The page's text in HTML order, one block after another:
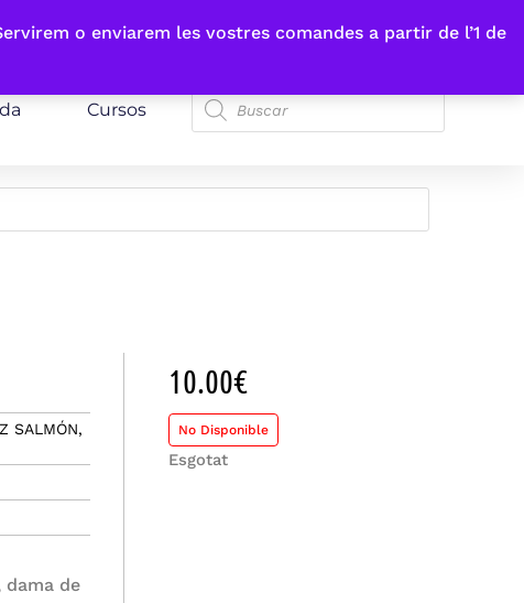
o enviarem les vostres comandes a partir de l’1 de
Cursos
SALMÓN,
dama de
10.00€
No Disponible
Esgotat